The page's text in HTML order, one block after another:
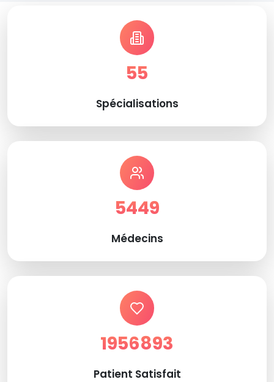
55
Spécialisations
5449
Médecins
1956893
Patient Satisfait